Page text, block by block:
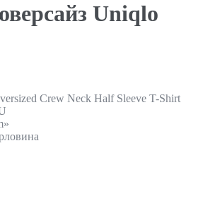
Uniqlo
Crew Neck Half Sleeve T-Shirt